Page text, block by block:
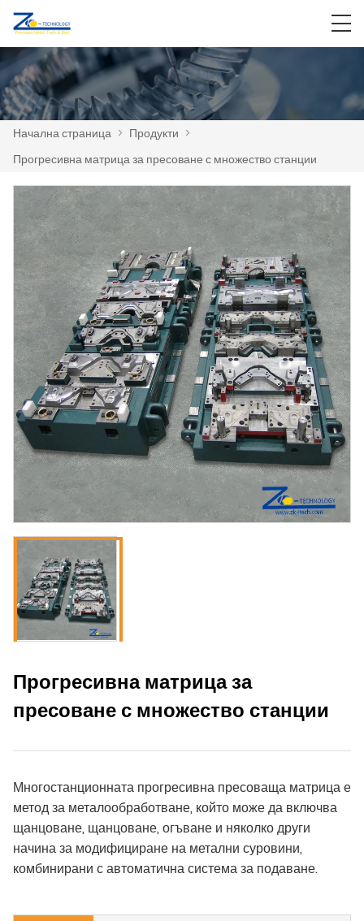
Начална страница > Продукти >
Прогресивна матрица за пресоване с множество станции
Прогресивна матрица за
пресоване с множество станции
Многостанционната прогресивна пресоваща матрица е
метод за металообработване, който може да включва
щанцоване, щанцоване, огъване и няколко други
начина за модифициране на метални суровини,
комбинирани с автоматична система за подаване.